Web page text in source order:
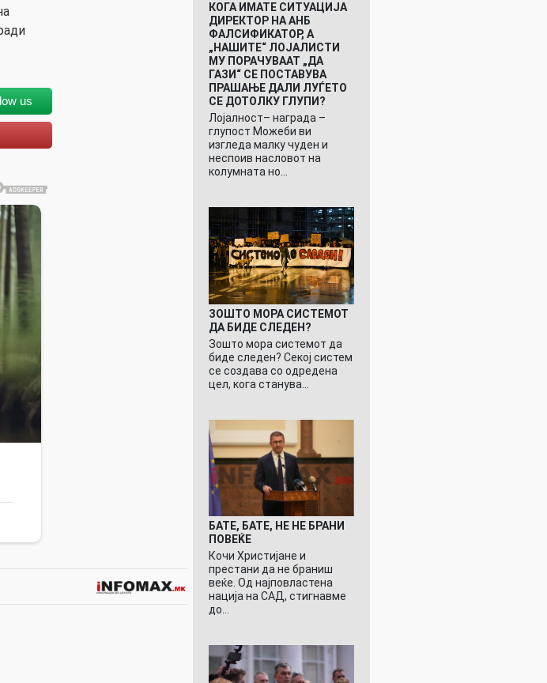
us
КОГА ИМАТЕ СИТУАЦИЈА
ДИРЕКТОР НА АНБ
ФАЛСИФИКАТОР, А
„НАШИТЕ“ ЛОЈАЛИСТИ
МУ ПОРАЧУВААТ „ДА
ГАЗИ“ СЕ ПОСТАВУВА
ПРАШАЊЕ ДАЛИ ЛУЃЕТО
СЕ ДОТОЛКУ ГЛУПИ?
Лојалност– награда –
глупост Можеби ви
изгледа малку чуден и
неспоив насловот на
колумната но…
ЗОШТО МОРА СИСТЕМОТ
ДА БИДЕ СЛЕДЕН?
Зошто мора системот да
биде следен? Секој систем
се создава со одредена
цел, кога станува…
БАТЕ, БАТЕ, НЕ НЕ БРАНИ
ПОВЕЌЕ
Кочи Христијане и
престани да не браниш
веќе. Од најповластена
нација на САД, стигнавме
до…